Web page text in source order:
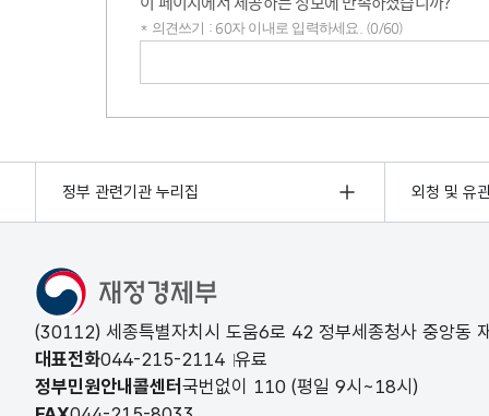
* 의견쓰기 : 60자 이내로 입력하세요. (0/60)
정부 관련기관 누리집 외청 및 유
(30112) 세종특별자치시 도움6로 42 정부세종청사 중앙동
대표전화044-215-2114 유료
정부민원안내콜센터 국번없이 110 (평일 9시~18시)